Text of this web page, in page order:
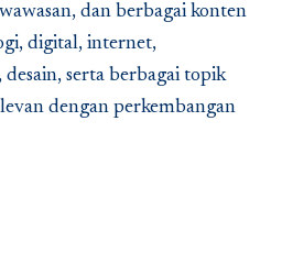
dan berbagai konten
digital, internet,
serta berbagai topik
dengan perkembangan